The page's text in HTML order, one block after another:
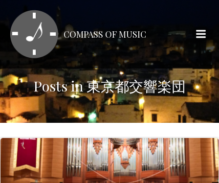
テ
ン
ツ
ス
キ
ッ
プ
COMPASS OF MUSIC
Posts in 東京都交響楽団